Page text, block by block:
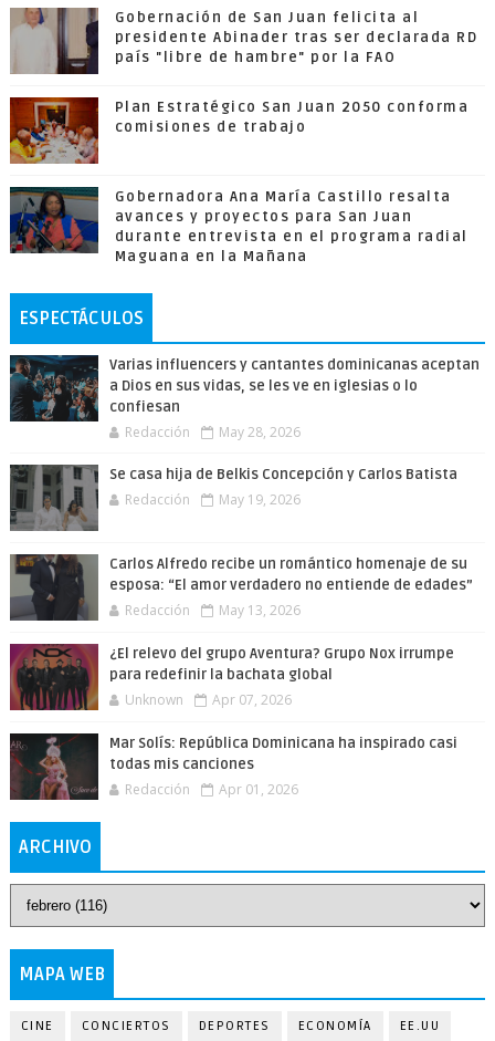
Gobernación de San Juan felicita al
presidente Abinader tras ser declarada RD
país "libre de hambre" por la FAO
Plan Estratégico San Juan 2050 conforma
comisiones de trabajo
Gobernadora Ana María Castillo resalta
avances y proyectos para San Juan
durante entrevista en el programa radial
Maguana en la Mañana
ESPECTÁCULOS
Varias influencers y cantantes dominicanas aceptan
a Dios en sus vidas, se les ve en iglesias o lo
confiesan
Redacción May 28, 2026
Se casa hija de Belkis Concepción y Carlos Batista
Redacción May 19, 2026
Carlos Alfredo recibe un romántico homenaje de su
esposa: “El amor verdadero no entiende de edades”
Redacción May 13, 2026
¿El relevo del grupo Aventura? Grupo Nox irrumpe
para redefinir la bachata global
Unknown Apr 07, 2026
Mar Solís: República Dominicana ha inspirado casi
todas mis canciones
Redacción Apr 01, 2026
ARCHIVO
MAPA WEB
CINE CONCIERTOS DEPORTES ECONOMÍA EE.UU